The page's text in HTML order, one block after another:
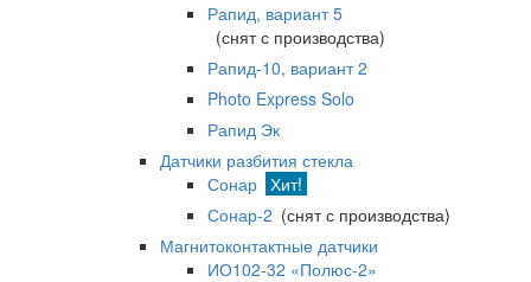
Рапид, вариант 5
(снят с производства)
Рапид-10, вариант 2
Photo Express Solo
Рапид Эк
Датчики разбития стекла
Сонар Хит!
Сонар-2 (снят с производства)
Магнитоконтактные датчики
ИО102-32 «Полюс-2»